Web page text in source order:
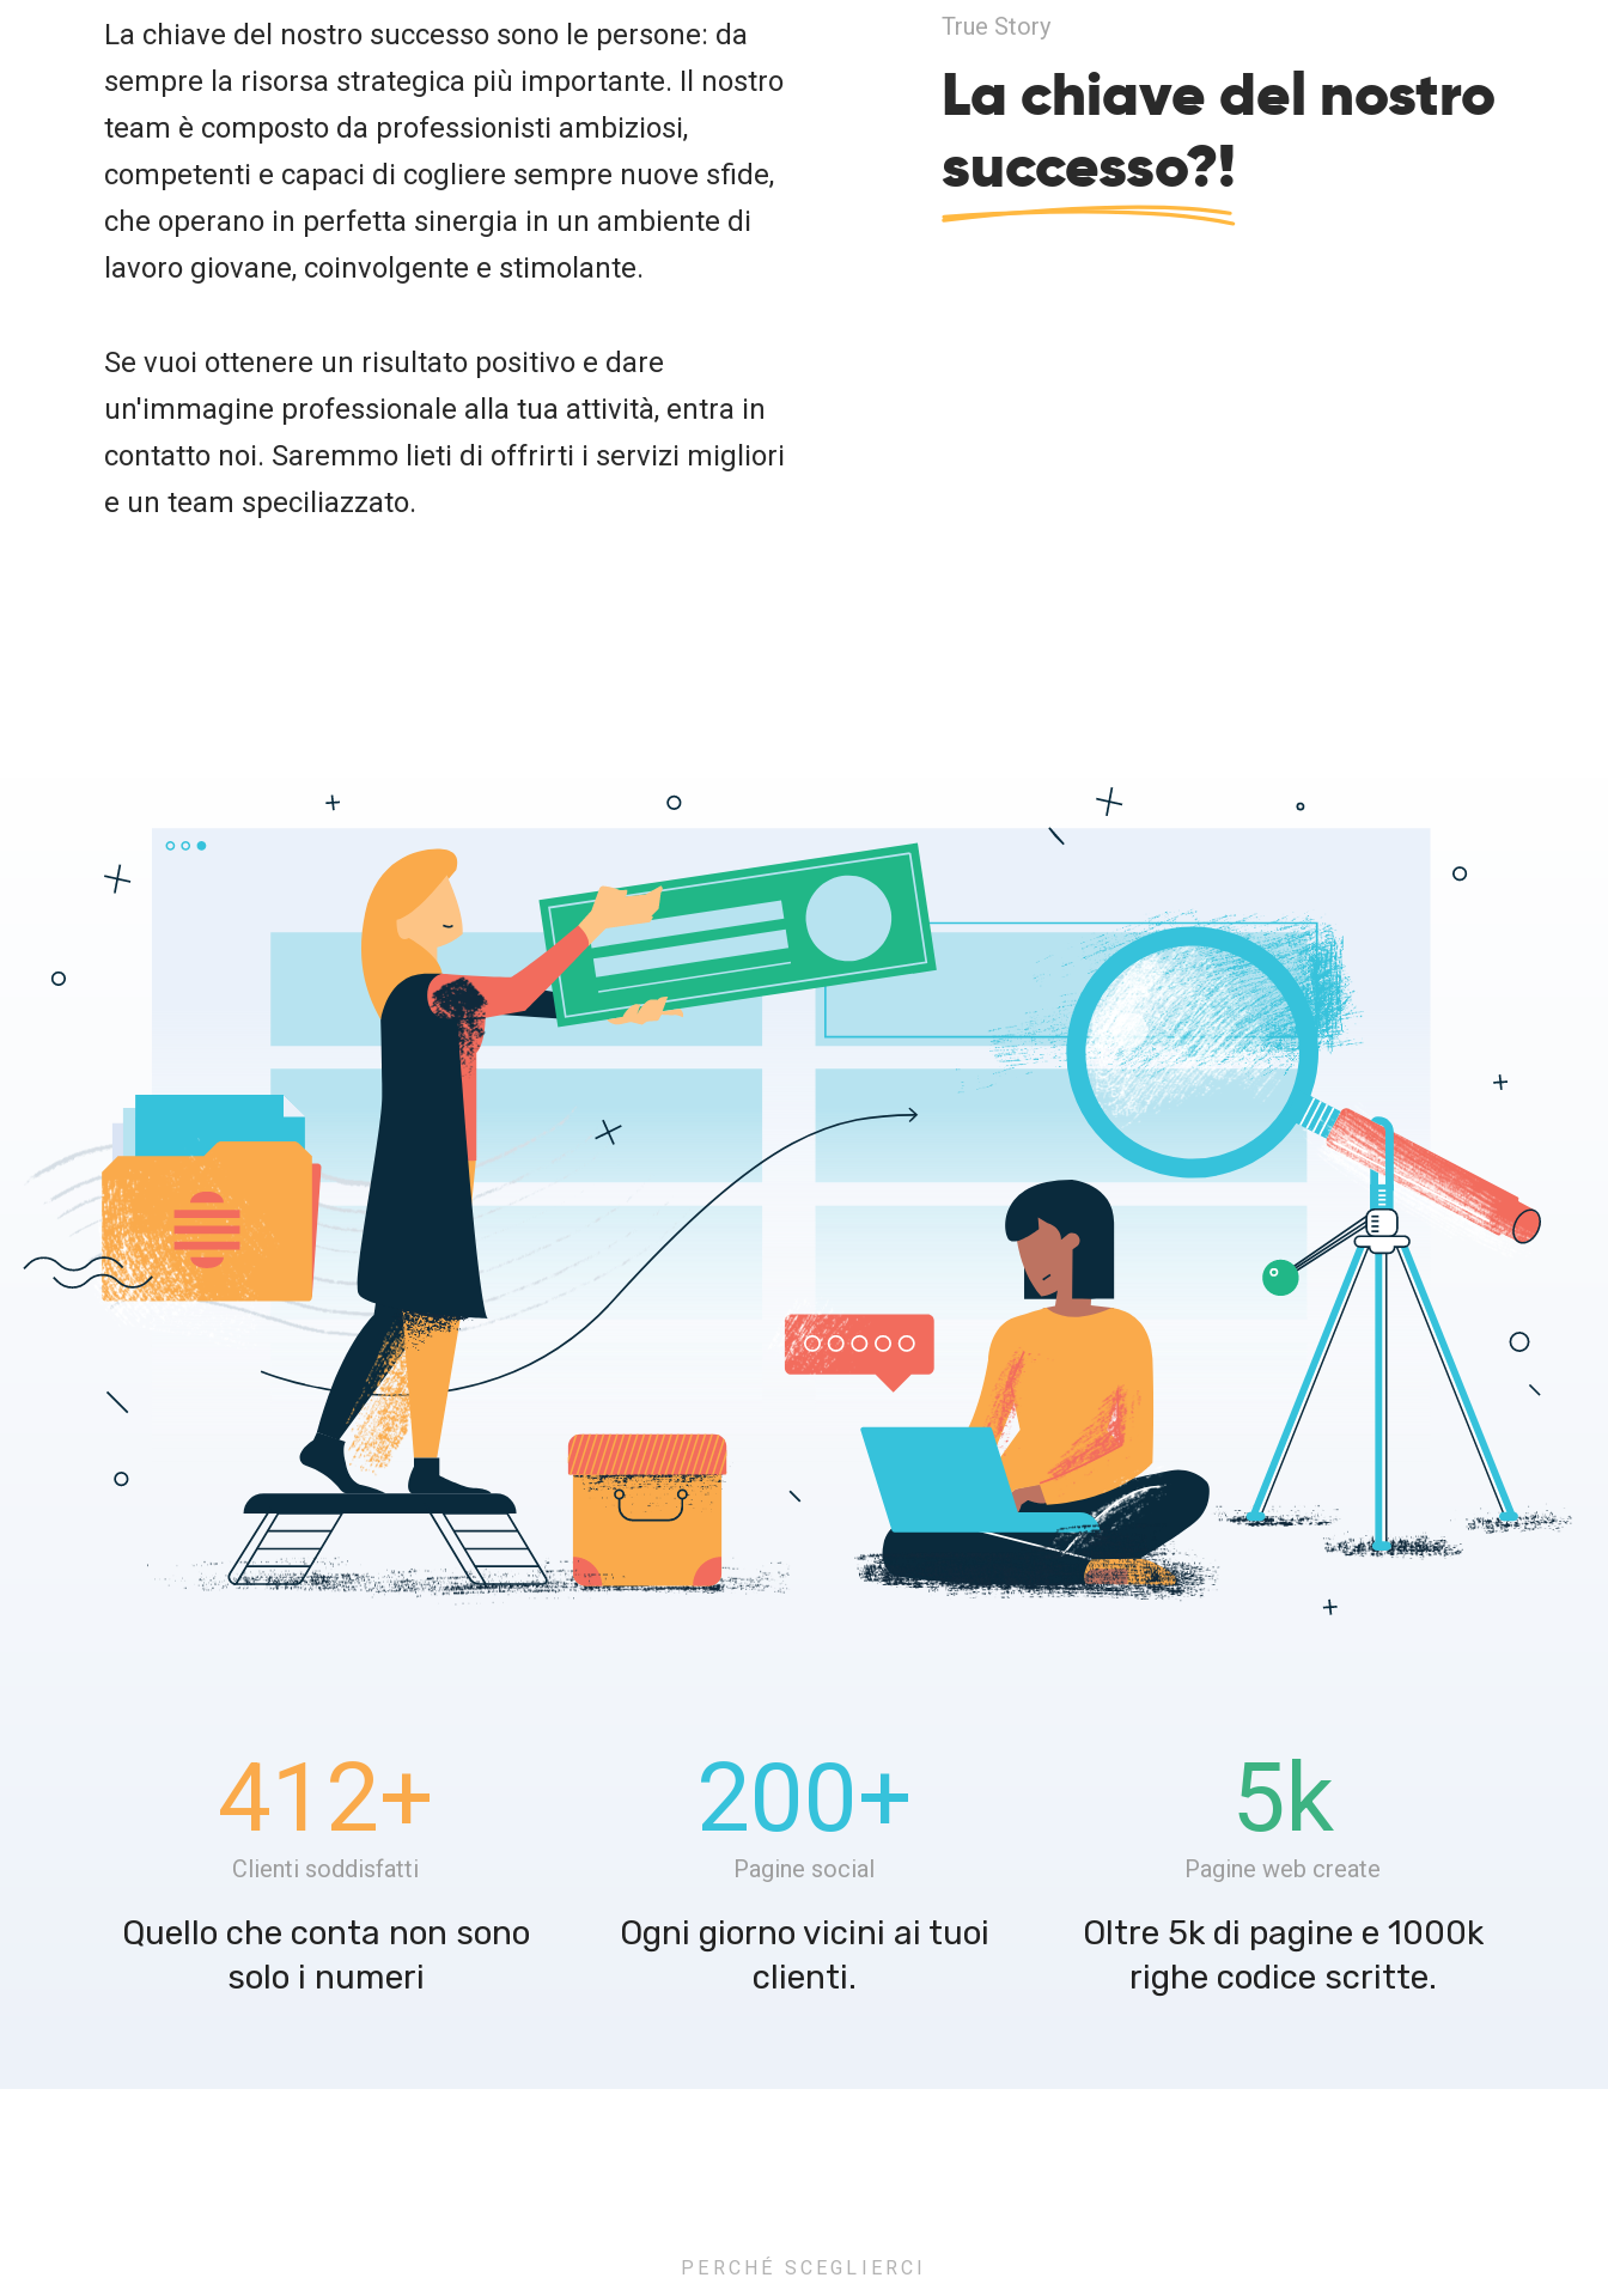
True Story
La chiave del nostro
successo?!
La chiave del nostro successo sono le persone: da
sempre la risorsa strategica più importante. Il nostro
team è composto da professionisti ambiziosi,
competenti e capaci di cogliere sempre nuove sfide,
che operano in perfetta sinergia in un ambiente di
lavoro giovane, coinvolgente e stimolante.
Se vuoi ottenere un risultato positivo e dare
un'immagine professionale alla tua attività, entra in
contatto noi. Saremmo lieti di offrirti i servizi migliori
e un team speciliazzato.
412+
Clienti soddisfatti
Quello che conta non sono
solo i numeri
200+
Pagine social
Ogni giorno vicini ai tuoi
clienti.
5k
Pagine web create
Oltre 5k di pagine e 1000k
righe codice scritte.
PERCHÉ SCEGLIERCI